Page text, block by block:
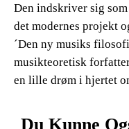
Den indskriver sig
det modernes projekt
´Den ny musiks
musikteoretisk
en lille drøm i hjertet
Du Kunne